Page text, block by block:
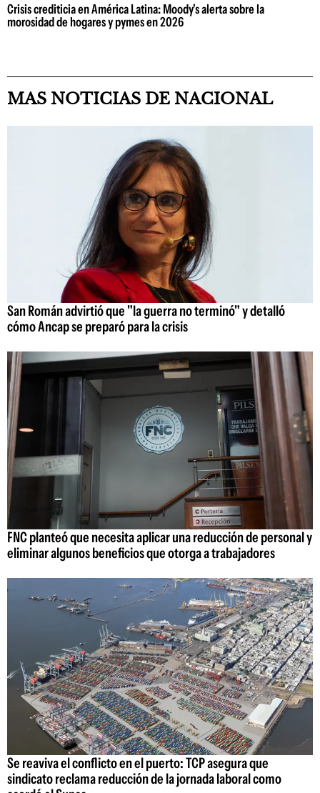
Crisis crediticia en América Latina: Moody's alerta sobre la
morosidad de hogares y pymes en 2026
MAS NOTICIAS DE NACIONAL
San Román advirtió que "la guerra no terminó" y detalló
cómo Ancap se preparó para la crisis
FNC planteó que necesita aplicar una reducción de personal y
eliminar algunos beneficios que otorga a trabajadores
Se reaviva el conflicto en el puerto: TCP asegura que
sindicato reclama reducción de la jornada laboral como